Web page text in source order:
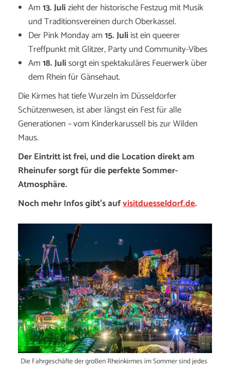
Am13. Julizieht der historische Festzug mit Musik
und Traditionsvereinen durch Oberkassel.
Der Pink Monday am15. Juliist ein queerer
Treffpunkt mit Glitzer, Party und Community-Vibes
Am18. Julisorgt ein spektakuläres Feuerwerk über
dem Rhein für Gänsehaut.
Die Kirmes hat tiefe Wurzeln im Düsseldorfer
Schützenwesen, ist aber längst ein Fest für alle
Generationen – vom Kinderkarussell bis zur Wilden
Maus.
Der Eintritt ist frei, und die Location direkt am
Rheinufer sorgt für die perfekte Sommer-
Atmosphäre.
Noch mehr Infos gibt’s aufvisitduesseldorf.de.
Die Fahrgeschäfte der großen Rheinkirmes im Sommer sind jedes